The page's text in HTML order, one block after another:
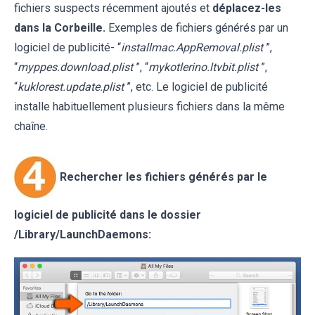
fichiers suspects récemment ajoutés et déplacez-les
dans la Corbeille. Exemples de fichiers générés par un
logiciel de publicité- “installmac.AppRemoval.plist ”,
“myppes.download.plist ”, “mykotlerino.ltvbit.plist ”,
“kuklorest.update.plist ”, etc. Le logiciel de publicité
installe habituellement plusieurs fichiers dans la même
chaîne.
Rechercher les fichiers générés par le
logiciel de publicité dans le dossier
/Library/LaunchDaemons: